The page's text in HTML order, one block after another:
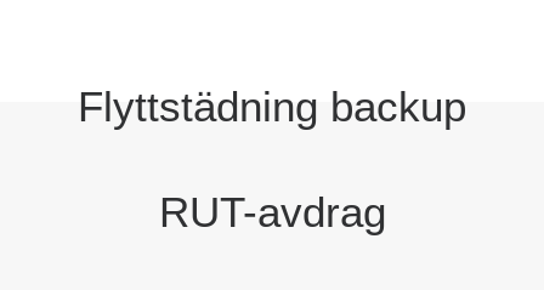
Flyttstädning backup
RUT-avdrag